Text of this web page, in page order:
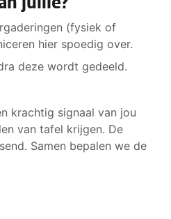
(fysiek of
hier spoedig over.
deze wordt gedeeld.
krachtig signaal van jou
van tafel krijgen. De
Samen bepalen we de